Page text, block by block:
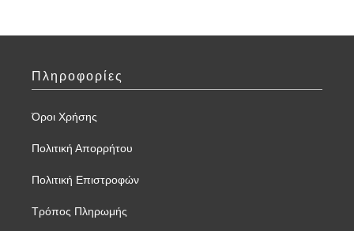
Πληροφορίες
Όροι Χρήσης
Πολιτική Απορρήτου
Πολιτική Επιστροφών
Τρόπος Πληρωμής